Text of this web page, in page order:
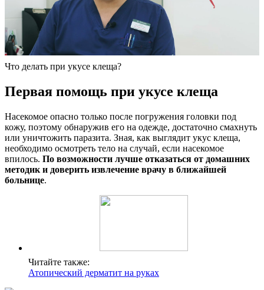
Что делать при укусе клеща?
Первая помощь при укусе клеща
Насекомое опасно только после погружения головки под
кожу, поэтому обнаружив его на одежде, достаточно смахнуть
или уничтожить паразита. Зная, как выглядит укус клеща,
необходимо осмотреть тело на случай, если насекомое
впилось. По возможности лучше отказаться от домашних
методик и доверить извлечение врачу в ближайшей
больнице.
Читайте также:
Атопический дерматит на руках